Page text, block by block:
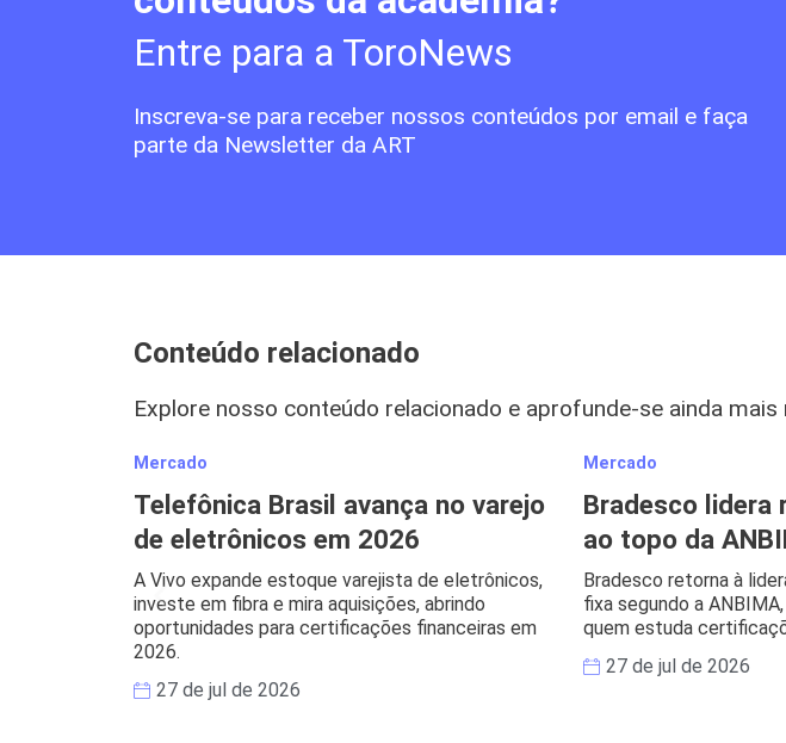
Entre para a ToroNews
Inscreva-se para receber nossos conteúdos por email e faça
parte da Newsletter da ART
Conteúdo relacionado
Explore nosso conteúdo relacionado e aprofunde-se ainda
Mercado
Telefônica Brasil avança no varejo
de eletrônicos em 2026
A Vivo expande estoque varejista de eletrônicos,
investe em fibra e mira aquisições, abrindo
oportunidades para certificações financeiras em
2026.
27 de jul de 2026
Mercado
Bradesco lidera
ao topo da
Bradesco retorna à
fixa segundo a
quem estuda
27 de jul de 2026